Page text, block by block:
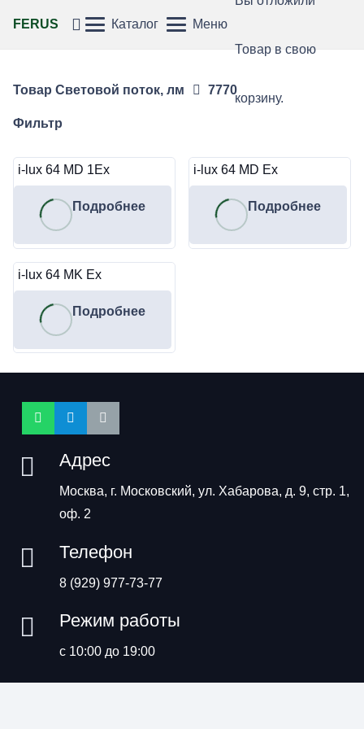
FERUS Каталог Меню
Товар в свою
корзину.
Товар Световой поток, лм 7770
Фильтр
i-lux 64 MD 1Ex
Подробнее
i-lux 64 MD Ex
Подробнее
i-lux 64 MK Ex
Подробнее
Адрес
Москва, г. Московский, ул. Хабарова, д. 9, стр. 1,
оф. 2
Телефон
8 (929) 977-73-77
Режим работы
с 10:00 до 19:00